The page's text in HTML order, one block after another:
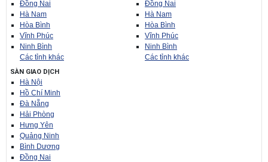
Đồng Nai
Hà Nam
Hòa Bình
Vĩnh Phúc
Ninh Bình
Các tỉnh khác
Đồng Nai
Hà Nam
Hòa Bình
Vĩnh Phúc
Ninh Bình
Các tỉnh khác
SÀN GIAO DỊCH
Hà Nội
Hồ Chí Minh
Đà Nẵng
Hải Phòng
Hưng Yên
Quảng Ninh
Bình Dương
Đồng Nai